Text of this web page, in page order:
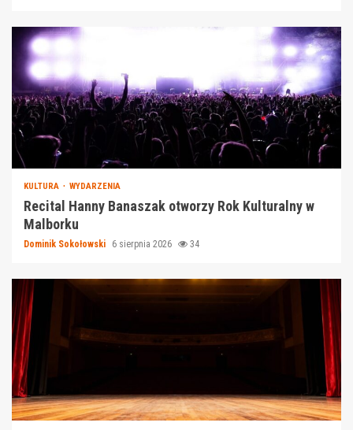
KULTURA WYDARZENIA
Recital Hanny Banaszak otworzy Rok Kulturalny w
Malborku
Dominik Sokołowski 6 sierpnia 2026 34